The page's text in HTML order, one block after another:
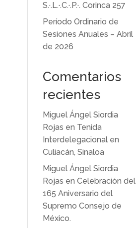
S.·.L.·.C.·.P.·. Corinca 257
Período Ordinario de
Sesiones Anuales – Abril
de 2026
Comentarios
recientes
Miguel Ángel Siordia
Rojas en Tenida
Interdelegacional en
Culiacán, Sinaloa
Miguel Ángel Siordia
Rojas enCelebración del
165 Aniversario del
Supremo Consejo de
México.